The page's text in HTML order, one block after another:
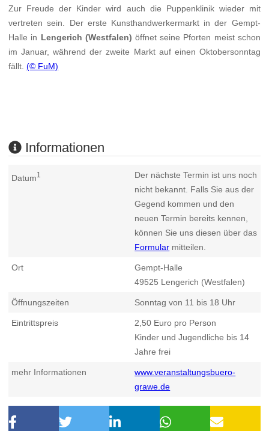
Zur Freude der Kinder wird auch die Puppenklinik wieder mit
vertreten sein. Der erste Kunsthandwerkermarkt in der Gempt-
Halle in Lengerich (Westfalen) öffnet seine Pforten meist schon
im Januar, während der zweite Markt auf einen Oktobersonntag
fällt.(© FuM)
Informationen
Datum1
Der nächste Termin ist uns noch
nicht bekannt. Falls Sie aus der
Gegend kommen und den
neuen Termin bereits kennen,
können Sie uns diesen über das
Formular mitteilen.
Ort
Gempt-Halle
49525 Lengerich (Westfalen)
Öffnungszeiten Sonntag von 11 bis 18 Uhr
Eintrittspreis
2,50 Euro pro Person
Kinder und Jugendliche bis 14
Jahre frei
mehr Informationen
www.veranstaltungsbuero-
grawe.de